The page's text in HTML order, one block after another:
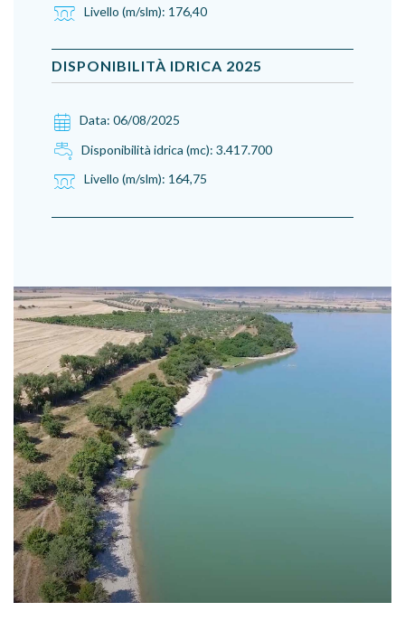
Livello (m/slm): 176,40
DISPONIBILITÀ IDRICA 2025
Data: 06/08/2025
Disponibilità idrica (mc): 3.417.700
Livello (m/slm): 164,75